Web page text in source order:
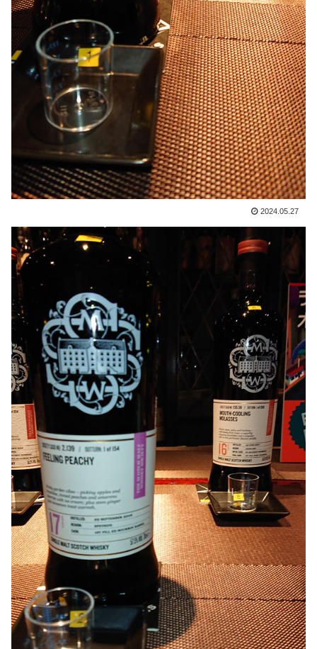
2024.05.27